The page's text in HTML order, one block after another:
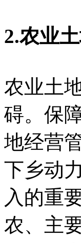
2.农业
农业土
碍。保
地经营
下乡动
入的重
农、主